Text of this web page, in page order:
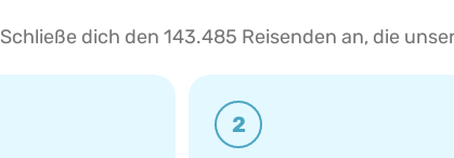
Schließe dich den 143.485 Reisenden an, die
2